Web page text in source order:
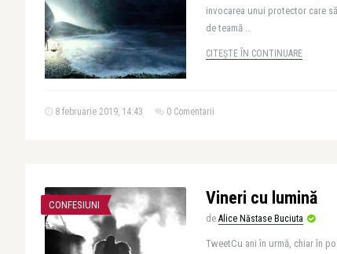
invocarea unui protector care
de teamă ..
CITEȘTE ÎN CONTINUARE
8 februarie 2019, 14:43 0 Comentarii
CONFESIUNI Vineri cu lumină
de Alice Năstase Buciuta
TweetCu ani în urmă, chiar în